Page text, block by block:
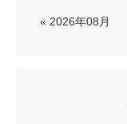
« 2026年08月